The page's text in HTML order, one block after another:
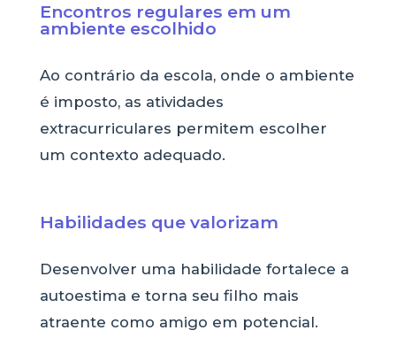
Encontros regulares em um
ambiente escolhido
Ao contrário da escola, onde o ambiente
é imposto, as atividades
extracurriculares permitem escolher
um contexto adequado.
Habilidades que valorizam
Desenvolver uma habilidade fortalece a
autoestima e torna seu filho mais
atraente como amigo em potencial.